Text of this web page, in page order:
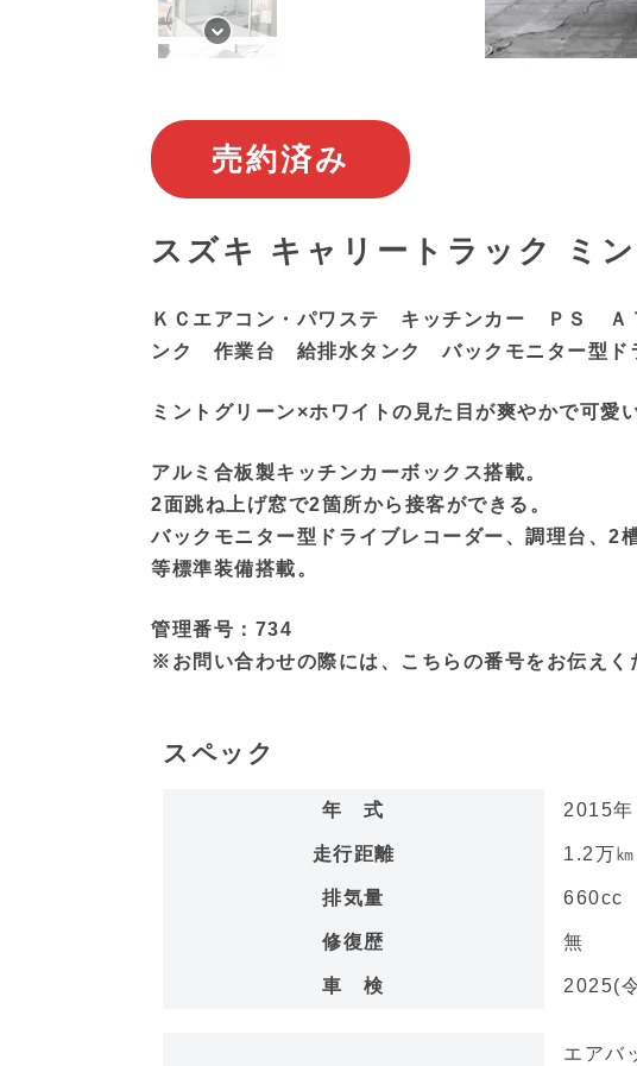
売約済み
スズキ キャリートラック ミ
ＫＣエアコン・パワステ キッチンカー ＰＳ
ンク 作業台 給排水タンク バックモニター型
ミントグリーン×ホワイトの見た目が爽やかで可愛
アルミ合板製キッチンカーボックス搭載。
2面跳ね上げ窓で2箇所から接客ができる。
バックモニター型ドライブレコーダー、調理台、2
等標準装備搭載。
管理番号：734
※お問い合わせの際には、こちらの番号をお伝えく
スペック
年 式 2015年
走行距離 1.2万㎞
排気量 660cc
修復歴 無
車 検 2025(
エアバ